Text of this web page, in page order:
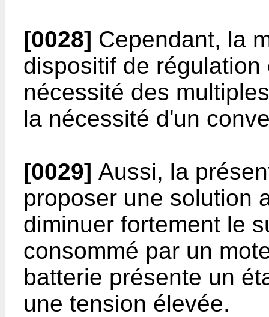
[0028] Cependant, la
dispositif de
nécessité des
la nécessité d'un
[0029] Aussi, la
proposer une solution
diminuer fortement le
consommé par un
batterie présente un
une tension élevée.